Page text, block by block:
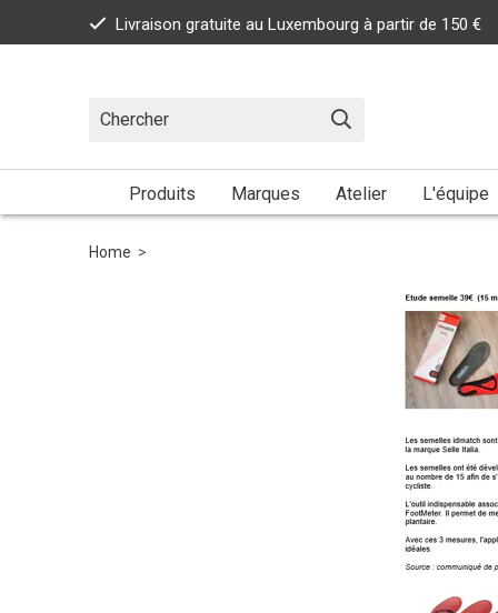
Livraison gratuite au Luxembourg à partir de 150 €
Produits Marques Atelier L'équipe
Home >